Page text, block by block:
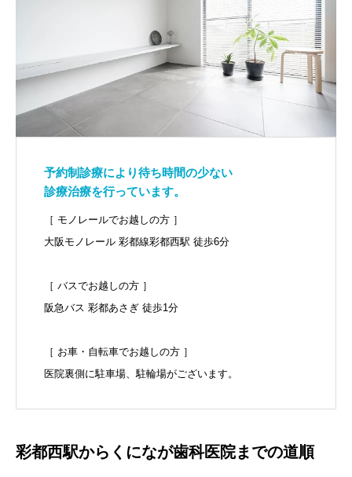
予約制診療により待ち時間の少ない
診療治療を行っています。
［ モノレールでお越しの方 ］
大阪モノレール 彩都線彩都西駅 徒歩6分
［ バスでお越しの方 ］
阪急バス 彩都あさぎ 徒歩1分
［ お車・自転車でお越しの方 ］
医院裏側に駐車場、駐輪場がございます。
彩都西駅からくになが歯科医院までの道順